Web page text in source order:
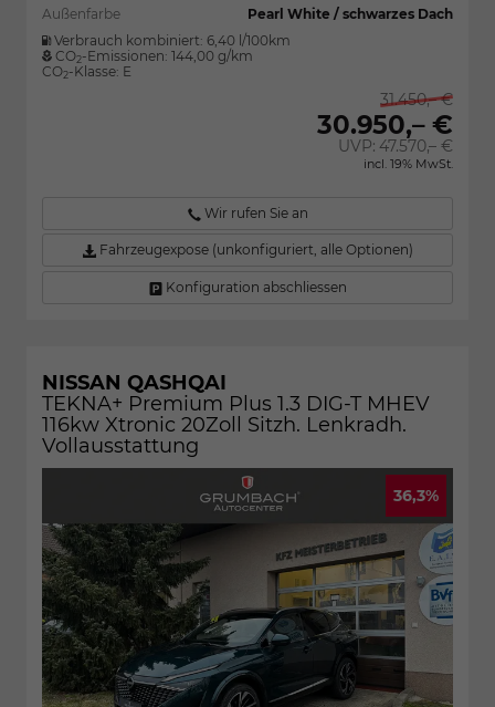
Außenfarbe
Pearl White / schwarzes Dach
Verbrauch kombiniert: 6,40 l/100km
CO2-Emissionen: 144,00 g/km
CO2-Klasse: E
31.450,– €
30.950,– €
UVP: 47.570,– €
incl. 19% MwSt.
Wir rufen Sie an
Fahrzeugexpose (unkonfiguriert, alle Optionen)
Konfiguration abschliessen
NISSAN QASHQAI
TEKNA+ Premium Plus 1.3 DIG-T MHEV
116kw Xtronic 20Zoll Sitzh. Lenkradh.
Vollausstattung
36,3%